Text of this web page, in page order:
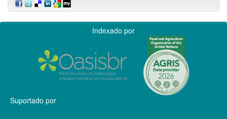
Indexado por
Suportado por